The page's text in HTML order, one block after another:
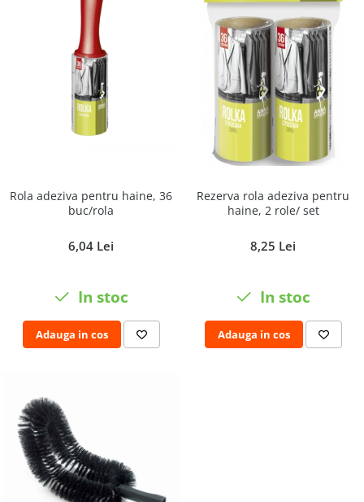
Rola adeziva pentru haine, 36
buc/rola
6,04 Lei
In stoc
Adauga in cos
Rezerva rola adeziva pentru
haine, 2 role/ set
8,25 Lei
In stoc
Adauga in cos